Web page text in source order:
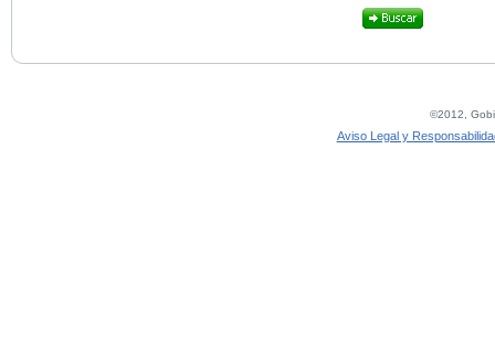
©2012,
Aviso Legal y